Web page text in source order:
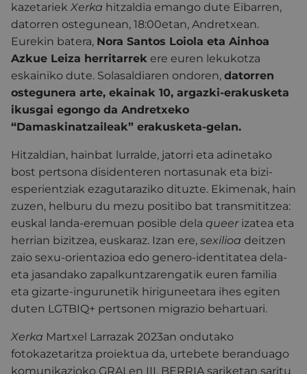
kazetariek Xerka hitzaldia emango dute Eibarren,
datorren ostegunean, 18:00etan, Andretxean.
Eurekin batera, Nora Santos Loiola eta Ainhoa
Azkue Leiza herritarrek ere euren lekukotza
eskainiko dute. Solasaldiaren ondoren, datorren
ostegunera arte, ekainak 10, argazki-erakusketa
ikusgai egongo da Andretxeko
“Damaskinatzaileak” erakusketa-gelan.
Hitzaldian, hainbat lurralde, jatorri eta adinetako
bost pertsona disidenteren nortasunak eta bizi-
esperientziak ezagutaraziko dituzte. Ekimenak, hain
zuzen, helburu du mezu positibo bat transmititzea:
euskal landa-eremuan posible dela queer izatea eta
herrian bizitzea, euskaraz. Izan ere, sexilioa deitzen
zaio sexu-orientazioa edo genero-identitatea dela-
eta jasandako zapalkuntzarengatik euren familia
eta gizarte-ingurunetik hiriguneetara ihes egiten
duten LGTBIQ+ pertsonen migrazio behartuari.
Xerka Martxel Larrazak 2023an ondutako
fotokazetaritza proiektua da, urtebete beranduago
komunikazioko GRALen III. BERRIA sariketan saritu